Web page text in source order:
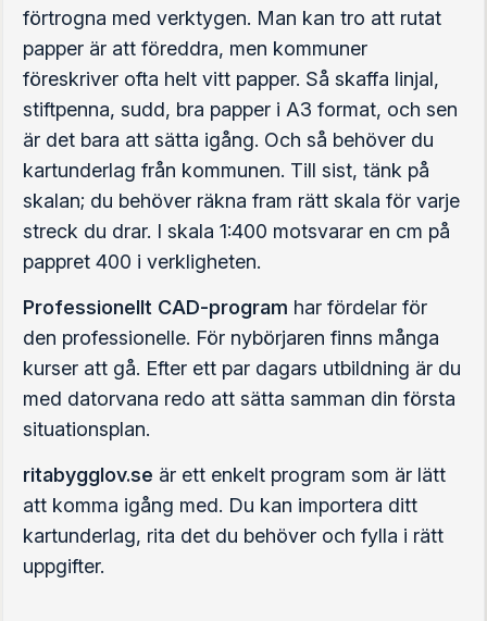
förtrogna med verktygen. Man kan tro att rutat
papper är att föreddra, men kommuner
föreskriver ofta helt vitt papper. Så skaffa linjal,
stiftpenna, sudd, bra papper i A3 format, och sen
är det bara att sätta igång. Och så behöver du
kartunderlag från kommunen. Till sist, tänk på
skalan; du behöver räkna fram rätt skala för varje
streck du drar. I skala 1:400 motsvarar en cm på
pappret 400 i verkligheten.
Professionellt CAD-program har fördelar för
den professionelle. För nybörjaren finns många
kurser att gå. Efter ett par dagars utbildning är du
med datorvana redo att sätta samman din första
situationsplan.
ritabygglov.se är ett enkelt program som är lätt
att komma igång med. Du kan importera ditt
kartunderlag, rita det du behöver och fylla i rätt
uppgifter.